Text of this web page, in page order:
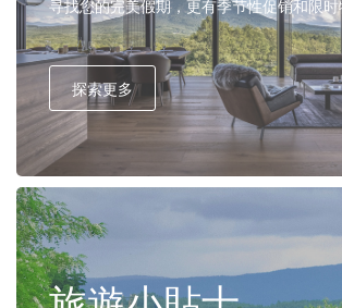
寻找您的完美假期，更有季节性促销和限
探索更多